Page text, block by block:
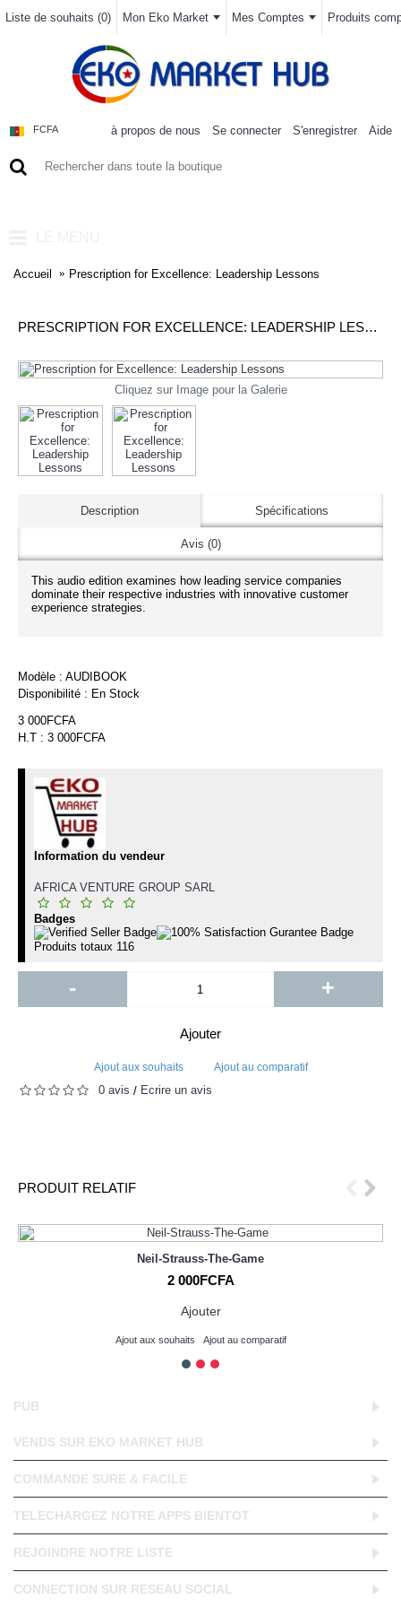
Liste de souhaits (0) Mon Eko Market Mes Comptes Produits
FCFA à propos de nous Se connecter S'enregistrer Aide
Accueil Prescription for Excellence: Leadership Lessons
PRESCRIPTION FOR EXCELLENCE: LEADERSHIP LESSONS
Cliquez sur Image pour la Galerie
Description Spécifications
Avis (0)
This audio edition examines how leading service companies
dominate their respective industries with innovative customer
experience strategies.
Modèle : AUDIBOOK
Disponibilité : En Stock
3 000FCFA
H.T : 3 000FCFA
Information du vendeur
AFRICA VENTURE GROUP SARL
Badges
Produits totaux 116
- +
Ajouter
Ajout aux souhaits Ajout au comparatif
0 avis / Écrire un avis
PRODUIT RELATIF
Neil-Strauss-The-Game
2 000FCFA
Ajouter
Ajout aux souhaits Ajout au comparatif
PUB
VENDS SUR EKO MARKET HUB
COMMANDE SURE & FACILE
TELECHARGEZ NOTRE APPS BIENTOT
REJOINDRE NOTRE LISTE
CONNECTION SUR RESEAU SOCIAL